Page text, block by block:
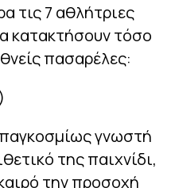
τις 7 αθλήτριες
κατακτήσουν τόσο
πασαρέλες:
γνωστή
της παιχνίδι,
την προσοχή